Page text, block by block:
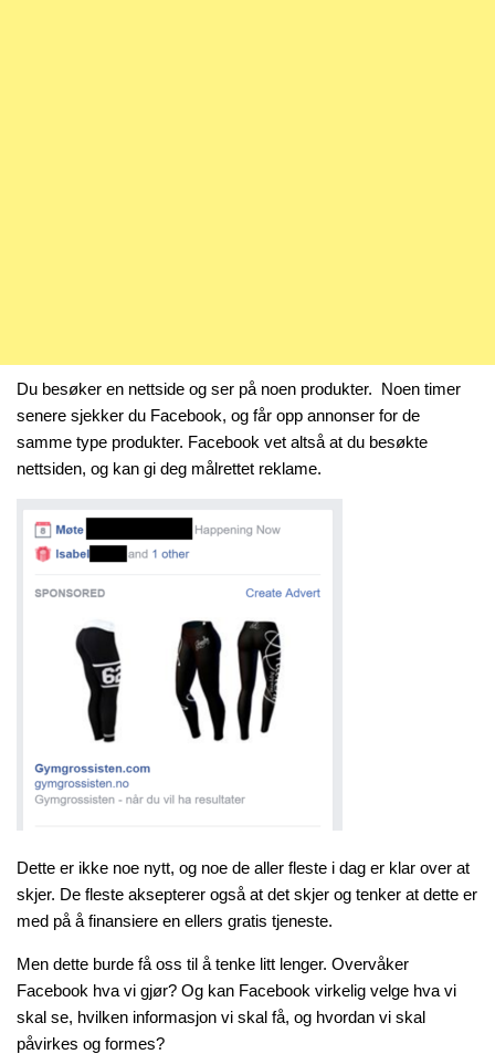
Du besøker en nettside og ser på noen produkter. Noen timer
senere sjekker du Facebook, og får opp annonser for de
samme type produkter. Facebook vet altså at du besøkte
nettsiden, og kan gi deg målrettet reklame.
Dette er ikke noe nytt, og noe de aller fleste i dag er klar over at
skjer. De fleste aksepterer også at det skjer og tenker at dette er
med på å finansiere en ellers gratis tjeneste.
Men dette burde få oss til å tenke litt lenger. Overvåker
Facebook hva vi gjør? Og kan Facebook virkelig velge hva vi
skal se, hvilken informasjon vi skal få, og hvordan vi skal
påvirkes og formes?